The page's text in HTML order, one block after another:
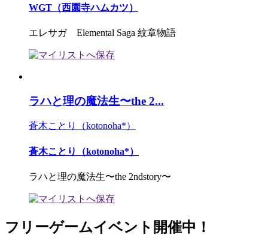
WGT（西園寺ハムカツ）
エレサガ Elemental Saga 紋章物語
ラハと理の魔法生〜the 2...
蒼木ことり（kotonoha*）
蒼木ことり（kotonoha*）
ラハと理の魔法生〜the 2ndstory〜
フリーゲームイベント開催中！